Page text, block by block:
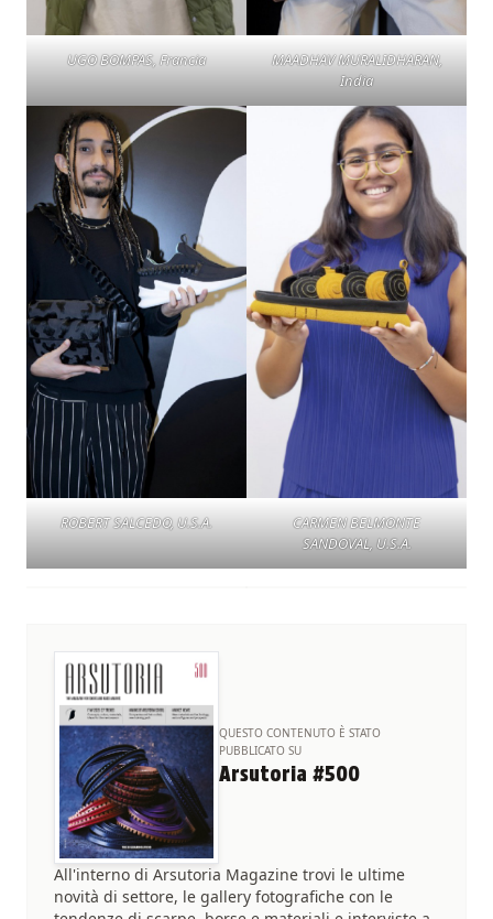
UGO BOMPAS, Francia
MAADHAV MURALIDHARAN,
India
ROBERT SALCEDO, U.S.A.
CARMEN BELMONTE
SANDOVAL, U.S.A.
QUESTO CONTENUTO È STATO
PUBBLICATO SU
Arsutoria #500
All'interno di Arsutoria Magazine trovi le ultime
novità di settore, le gallery fotografiche con le